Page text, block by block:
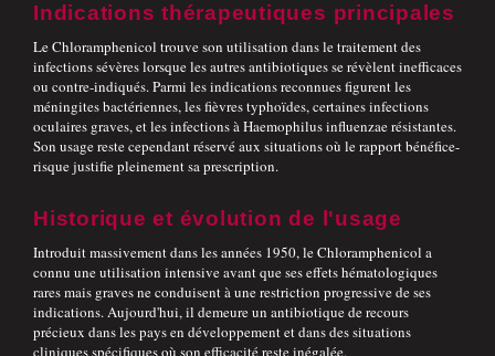
Indications thérapeutiques principales
Le Chloramphenicol trouve son utilisation dans le traitement des
infections sévères lorsque les autres antibiotiques se révèlent inefficaces
ou contre-indiqués. Parmi les indications reconnues figurent les
méningites bactériennes, les fièvres typhoïdes, certaines infections
oculaires graves, et les infections à Haemophilus influenzae résistantes.
Son usage reste cependant réservé aux situations où le rapport bénéfice-
risque justifie pleinement sa prescription.
Historique et évolution de l'usage
Introduit massivement dans les années 1950, le Chloramphenicol a
connu une utilisation intensive avant que ses effets hématologiques
rares mais graves ne conduisent à une restriction progressive de ses
indications. Aujourd'hui, il demeure un antibiotique de recours
précieux dans les pays en développement et dans des situations
cliniques spécifiques où son efficacité reste inégalée.